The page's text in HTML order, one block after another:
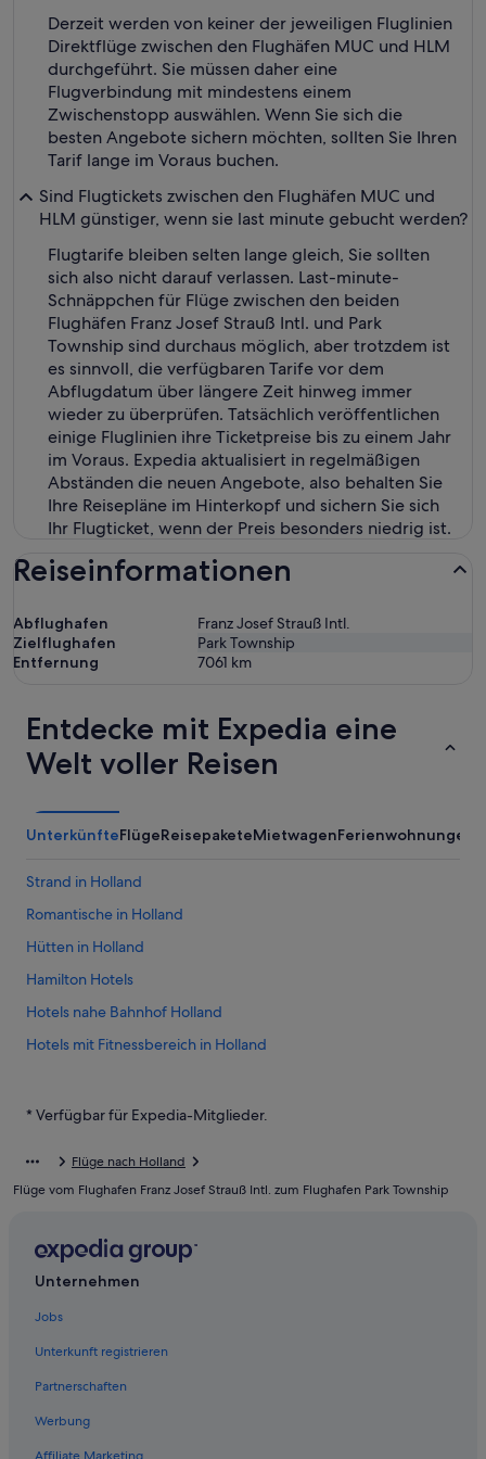
Derzeit werden von keiner der jeweiligen Fluglinien
Direktflüge zwischen den Flughäfen MUC und HLM
durchgeführt. Sie müssen daher eine
Flugverbindung mit mindestens einem
Zwischenstopp auswählen. Wenn Sie sich die
besten Angebote sichern möchten, sollten Sie Ihren
Tarif lange im Voraus buchen.
Sind Flugtickets zwischen den Flughäfen MUC und
HLM günstiger, wenn sie last minute gebucht werden?
Flugtarife bleiben selten lange gleich, Sie sollten
sich also nicht darauf verlassen. Last-minute-
Schnäppchen für Flüge zwischen den beiden
Flughäfen Franz Josef Strauß Intl. und Park
Township sind durchaus möglich, aber trotzdem ist
es sinnvoll, die verfügbaren Tarife vor dem
Abflugdatum über längere Zeit hinweg immer
wieder zu überprüfen. Tatsächlich veröffentlichen
einige Fluglinien ihre Ticketpreise bis zu einem Jahr
im Voraus. Expedia aktualisiert in regelmäßigen
Abständen die neuen Angebote, also behalten Sie
Ihre Reisepläne im Hinterkopf und sichern Sie sich
Ihr Flugticket, wenn der Preis besonders niedrig ist.
Reiseinformationen
Abflughafen
Franz Josef Strauß Intl.
Zielflughafen
Park Township
Entfernung
7061 km
Entdecke mit Expedia eine
Welt voller Reisen
UnterkünfteFlügeReisepaketeMietwagenFerienwohnungen
Strand in Holland
Romantische in Holland
Hütten in Holland
Hamilton Hotels
Hotels nahe Bahnhof Holland
Hotels mit Fitnessbereich in Holland
Grand Haven Hotels
Fennville Hotels
5-Sterne-Hotels in Zeeland
Accor Hotels in Zeeland
Golf in Holland
* Verfügbar für Expedia-Mitglieder.
Flüge nach Holland
Flüge vom Flughafen Franz Josef Strauß Intl. zum Flughafen Park Township
Unternehmen
Jobs
Unterkunft registrieren
Partnerschaften
Werbung